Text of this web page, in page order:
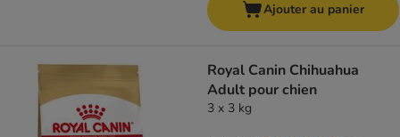
Ajouter au panier
Royal Canin Chihuahua
Adult pour chien
3 x 3 kg